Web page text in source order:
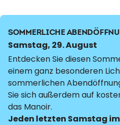
SOMMERLICHE
Samstag, 29. August
Entdecken Sie diesen
einem ganz besonderen
sommerlichen
Sie sich außerdem auf
das Manoir.
Jeden letzten Samstag